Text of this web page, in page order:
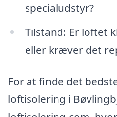
specialudstyr?
Tilstand: Er loftet
eller kræver det
For at finde det
loftisolering i